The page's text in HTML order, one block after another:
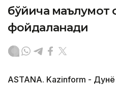
бўйича маълумот
фойдаланади
ASTANA. Kazinform -